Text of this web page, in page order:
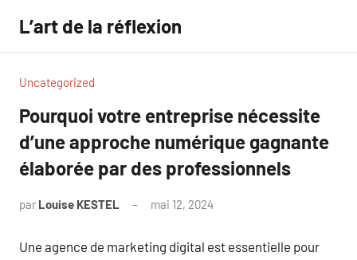
contenu
L’art de la réflexion
Uncategorized
Pourquoi votre entreprise nécessite
d’une approche numérique gagnante
élaborée par des professionnels
par Louise KESTEL mai 12, 2024
Une agence de marketing digital est essentielle pour